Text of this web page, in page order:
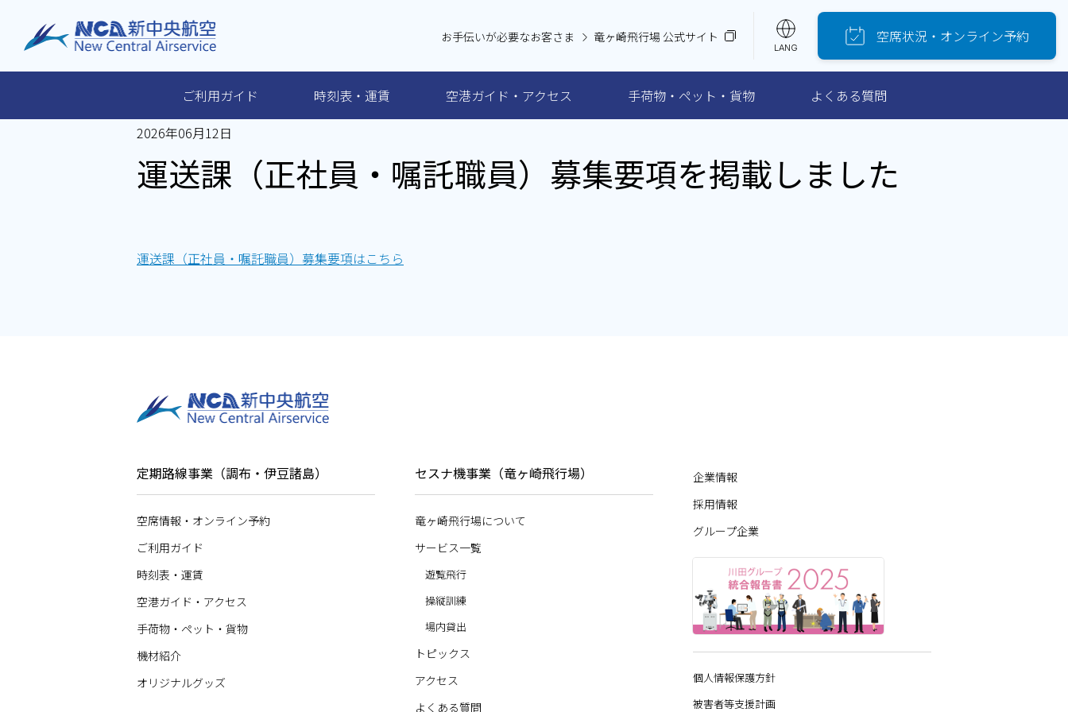
お手伝いが必要なお客さま 竜ヶ崎飛行場 公式サイト
LANG
空席状況 ・ オンライン予約
ご利用ガイド 時刻表・運賃 空港ガイド・アクセス 手荷物・ペット・貨物 よくある質問
空港ガイド・アクセス
ヶ崎飛行場 公式サイト
空席状況・オンライン予約
2026年06月12日
運送課（正社員・嘱託職員）募集要項を掲載しました
運送課（正社員・嘱託職員）募集要項はこちら
定期路線事業（調布・伊豆諸島）
空席情報・オンライン予約
ご利用ガイド
時刻表・運賃
空港ガイド・アクセス
手荷物・ペット・貨物
機材紹介
オリジナルグッズ
セスナ機事業（竜ヶ崎飛行場）
竜ヶ崎飛行場について
サービス一覧
遊覧飛行
操縦訓練
場内貸出
トピックス
アクセス
よくある質問
企業情報
採用情報
グループ企業
個人情報保護方針
被害者等支援計画